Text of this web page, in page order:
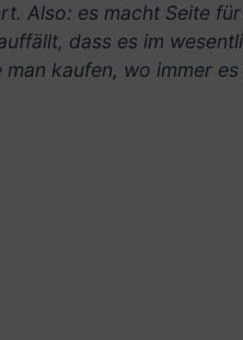
Also: es macht Seite
dass es im
kaufen, wo immer